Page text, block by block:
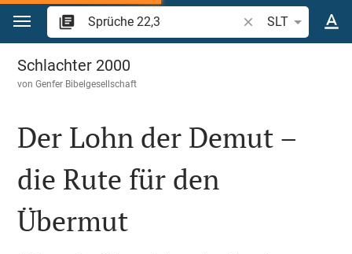
Zum Inhalt springen
Bibelstelle oder
SLT
Sprüche 22
Schlachter 2000
vonGenfer Bibelgesellschaft
Der Lohn der Demut –
die Rute für den
Übermut